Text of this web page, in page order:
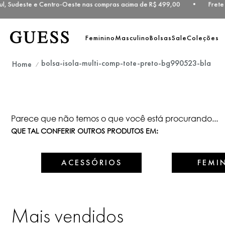
e Centro-Oeste nas compras acima de R$ 499,00 •
FemininoMasculinoBolsasSaleColeções
bolsa-isola-multi-comp-tote-preto-bg990523-bla
Parece que não temos o que você está procurando...
QUE TAL CONFERIR OUTROS PRODUTOS EM:
ACESSÓRIOS
Mais vendidos